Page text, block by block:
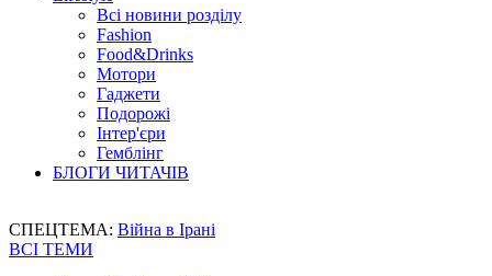
Всі новини розділу
Fashion
Food&Drinks
Мотори
Гаджети
Подорожі
Інтер'єри
Гемблінг
БЛОГИ ЧИТАЧІВ
СПЕЦТЕМА: Війна в Ірані
ВСІ ТЕМИ